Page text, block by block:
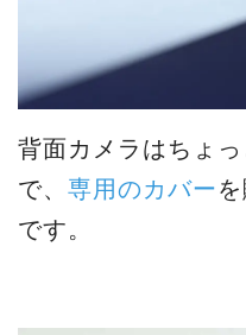
背面カメラはちょ
で、 専用のカバー
です。